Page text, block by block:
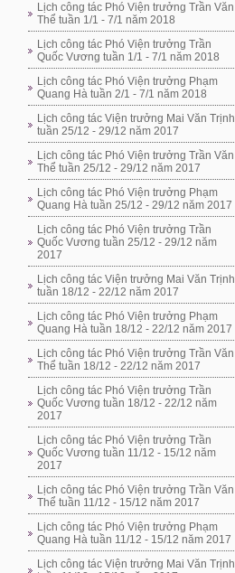
Lịch công tác Phó Viện trưởng Trần Văn
Thể tuần 1/1 - 7/1 năm 2018
Lịch công tác Phó Viện trưởng Trần
Quốc Vương tuần 1/1 - 7/1 năm 2018
Lịch công tác Phó Viện trưởng Phạm
Quang Hà tuần 2/1 - 7/1 năm 2018
Lịch công tác Viện trưởng Mai Văn Trịnh
tuần 25/12 - 29/12 năm 2017
Lịch công tác Phó Viện trưởng Trần Văn
Thể tuần 25/12 - 29/12 năm 2017
Lịch công tác Phó Viện trưởng Phạm
Quang Hà tuần 25/12 - 29/12 năm 2017
Lịch công tác Phó Viện trưởng Trần
Quốc Vương tuần 25/12 - 29/12 năm
2017
Lịch công tác Viện trưởng Mai Văn Trịnh
tuần 18/12 - 22/12 năm 2017
Lịch công tác Phó Viện trưởng Phạm
Quang Hà tuần 18/12 - 22/12 năm 2017
Lịch công tác Phó Viện trưởng Trần Văn
Thể tuần 18/12 - 22/12 năm 2017
Lịch công tác Phó Viện trưởng Trần
Quốc Vương tuần 18/12 - 22/12 năm
2017
Lịch công tác Phó Viện trưởng Trần
Quốc Vương tuần 11/12 - 15/12 năm
2017
Lịch công tác Phó Viện trưởng Trần Văn
Thể tuần 11/12 - 15/12 năm 2017
Lịch công tác Phó Viện trưởng Phạm
Quang Hà tuần 11/12 - 15/12 năm 2017
Lịch công tác Viện trưởng Mai Văn Trịnh